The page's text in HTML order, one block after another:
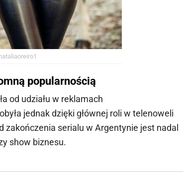
popularnością
od udziału w reklamach
jednak dzięki głównej roli w telenoweli
zakończenia serialu w Argentynie jest nadal
show biznesu.